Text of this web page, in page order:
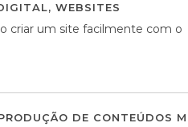
, WEBSITES
criar um site facilmente com o
DE CONTEÚDOS